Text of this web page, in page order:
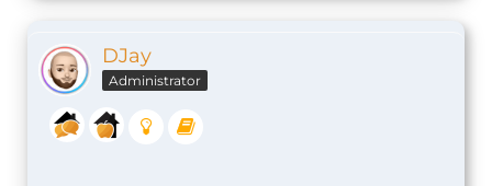
DJay
Administrator